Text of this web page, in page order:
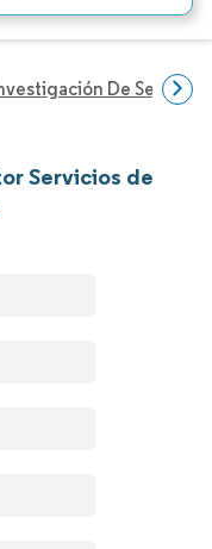
De
Servicios de